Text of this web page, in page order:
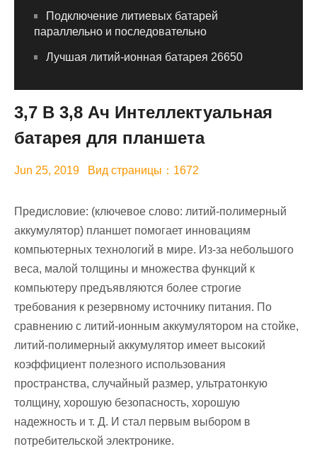
Подключение литиевых батарей
параллельно и последовательно
Лучшая литий-ионная батарея 26650
3,7 В 3,8 Ач Интеллектуальная
батарея для планшета
Jun 25, 2019 Вид страницы：1672
Предисловие: (ключевое слово: литий-полимерный
аккумулятор) планшет помогает инновациям
компьютерных технологий в мире. Из-за небольшого
веса, малой толщины и множества функций к
компьютеру предъявляются более строгие
требования к резервному источнику питания. По
сравнению с литий-ионным аккумулятором на стойке,
литий-полимерный аккумулятор имеет высокий
коэффициент полезного использования
пространства, случайный размер, ультратонкую
толщину, хорошую безопасность, хорошую
надежность и т. Д. И стал первым выбором в
потребительской электронике.